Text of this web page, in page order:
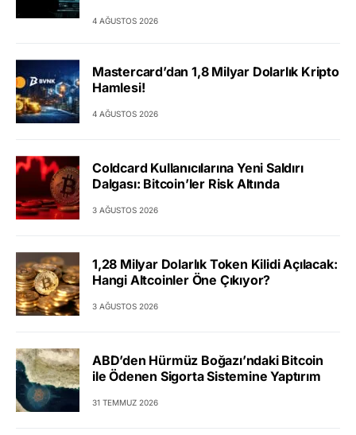
4 AĞUSTOS 2026
Mastercard’dan 1,8 Milyar Dolarlık Kripto
Hamlesi!
4 AĞUSTOS 2026
Coldcard Kullanıcılarına Yeni Saldırı
Dalgası: Bitcoin’ler Risk Altında
3 AĞUSTOS 2026
1,28 Milyar Dolarlık Token Kilidi Açılacak:
Hangi Altcoinler Öne Çıkıyor?
3 AĞUSTOS 2026
ABD’den Hürmüz Boğazı’ndaki Bitcoin
ile Ödenen Sigorta Sistemine Yaptırım
31 TEMMUZ 2026